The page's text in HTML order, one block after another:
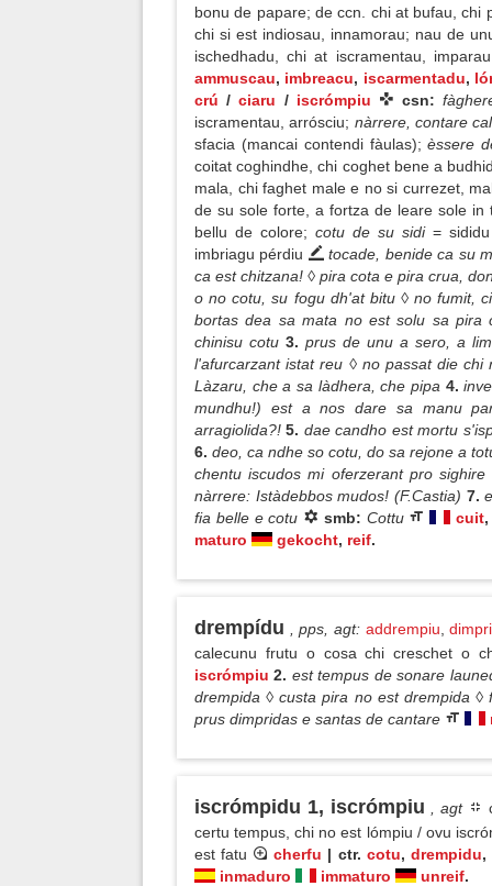
bonu de papare; de ccn. chi at bufau, chi
chi si est indiosau, innamorau; nau de
ischedhadu, chi at iscramentau,
ammuscau, imbreacu, iscarmentadu,
crú / ciaru / iscrómpiu csn:
iscramentau, arrósciu; nàrrere, contare
sfacia (mancai contendi fàulas); èssere
coitat coghindhe, chi coghet bene a
mala, chi faghet male e no si currezet,
de su sole forte, a fortza de leare sole in
bellu de colore; cotu de su sidi=
imbriagu pérdiu
tocade, benide ca su
ca est chitzana! ◊ pira cota e pira crua,
o no cotu, su fogu dh'at bitu ◊ no fumit,
bortas dea sa mata no est solu sa pira
chinisu cotu 3. prus de unu a sero, a
l'afurcarzant istat reu ◊ no passat die
Làzaru, che a sa làdhera, che pipa 4.
mundhu!) est a nos dare sa manu
arragiolida?! 5. dae candho est mortu
6. deo, ca ndhe so cotu, do sa rejone a
chentu iscudos mi oferzerant pro
nàrrere: Istàdebbos mudos! (F.Castia) 7.
fia belle e cotu
smb: Cottu cuit,
maturo
gekocht, reif.
drempídu , pps, agt: addrempiu ,
calecunu frutu o cosa chi creschet o
iscrómpiu 2. est tempus de sonare
drempida ◊ custa pira no est drempida
prus dimpridas e santas de cantare
iscrómpidu 1, iscrómpiu , agt
certu tempus, chi no est lómpiu / ovu
est fatu
cherfu | ctr. cotu, drempidu,
inmaduro
immaturo unreif.